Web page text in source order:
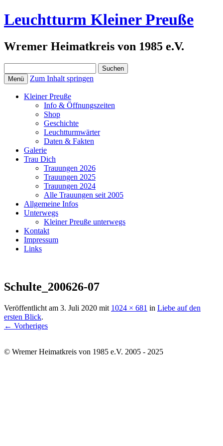
Leuchtturm Kleiner Preuße
Wremer Heimatkreis von 1985 e.V.
nach:
Menü Zum Inhalt springen
Kleiner Preuße
Info & Öffnungszeiten
Shop
Geschichte
Leuchtturmwärter
Daten & Fakten
Galerie
Trau Dich
Trauungen 2026
Trauungen 2025
Trauungen 2024
Alle Trauungen seit 2005
Allgemeine Infos
Unterwegs
Kleiner Preuße unterwegs
Kontakt
Impressum
Links
Schulte_200626-07
Veröffentlicht am 3. Juli 2020 mit 1024 × 681 in Liebe auf den
ersten Blick.
← Vorheriges
© Wremer Heimatkreis von 1985 e.V. 2005 - 2025